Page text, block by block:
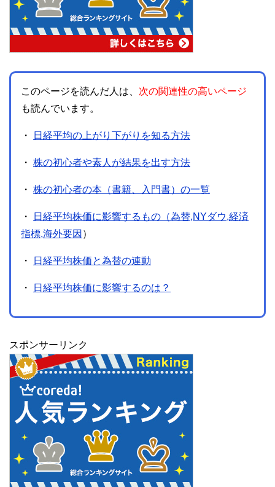
このページを読んだ人は、 次の関連性の高いページ
も読んでいます。
・ 日経平均の上がり下がりを知る方法
・ 株の初心者や素人が結果を出す方法
・ 株の初心者の本（書籍、入門書）の一覧
・
日経平均株価に影響するもの（為替,NYダウ,経済
指標,海外要因 ）
・ 日経平均株価と為替の連動
・ 日経平均株価に影響するのは？
スポンサーリンク